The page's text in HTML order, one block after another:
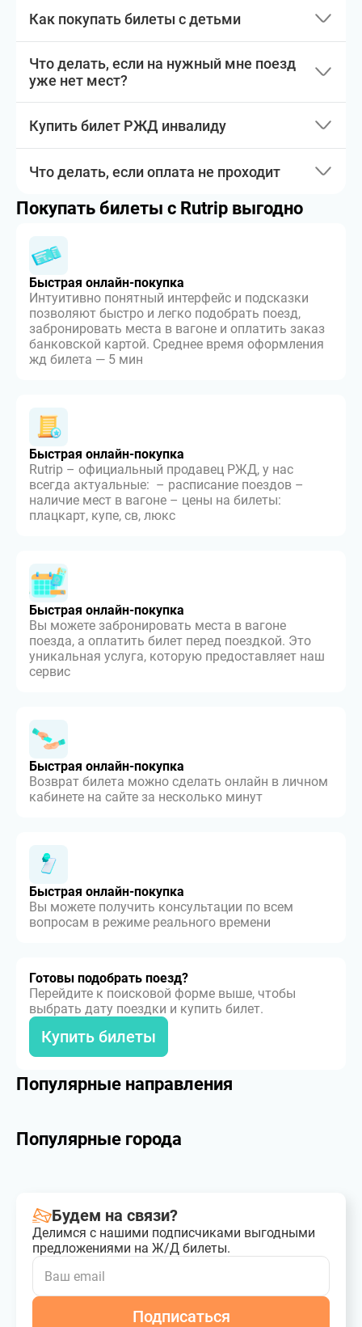
Как покупать билеты с детьми
Что делать, если на нужный мне поезд
уже нет мест?
Купить билет РЖД инвалиду
Что делать, если оплата не проходит
Покупать билеты с Rutrip выгодно
Быстрая онлайн-покупка
Интуитивно понятный интерфейс и подсказки
позволяют быстро и легко подобрать поезд,
забронировать места в вагоне и оплатить заказ
банковской картой. Среднее время оформления
жд билета — 5 мин
Быстрая онлайн-покупка
Rutrip – официальный продавец РЖД, у нас
всегда актуальные: – расписание поездов –
наличие мест в вагоне – цены на билеты:
плацкарт, купе, св, люкс
Быстрая онлайн-покупка
Вы можете забронировать места в вагоне
поезда, а оплатить билет перед поездкой. Это
уникальная услуга, которую предоставляет наш
сервис
Быстрая онлайн-покупка
Возврат билета можно сделать онлайн в личном
кабинете на сайте за несколько минут
Быстрая онлайн-покупка
Вы можете получить консультации по всем
вопросам в режиме реального времени
Готовы подобрать поезд?
Перейдите к поисковой форме выше, чтобы
выбрать дату поездки и купить билет.
Купить билеты
Популярные направления
Популярные города
Будем на связи?
Делимся с нашими подписчиками выгодными
предложениями на Ж/Д билеты.
Подписаться